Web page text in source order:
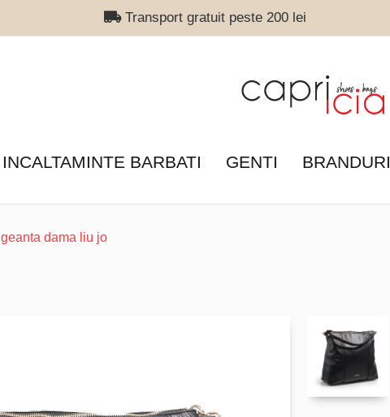
Transport gratuit peste 200 lei
INCALTAMINTE BARBATI GENTI BRANDURI
geanta dama liu jo